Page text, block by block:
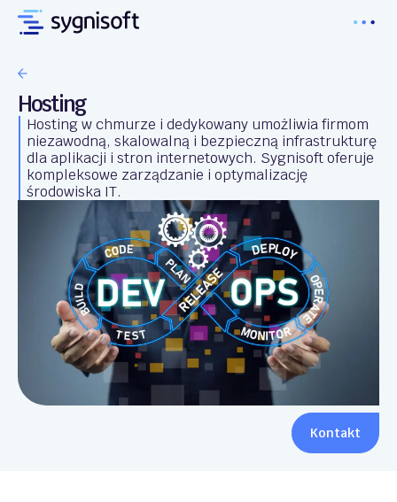
Hosting
Hosting w chmurze i dedykowany umożliwia firmom
niezawodną, skalowalną i bezpieczną infrastrukturę
dla aplikacji i stron internetowych. Sygnisoft oferuje
kompleksowe zarządzanie i optymalizację
środowiska IT.
Kontakt